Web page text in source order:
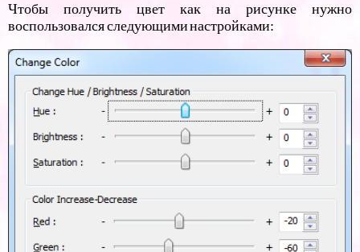
Чтобы получить цвет как на рисунке нужно
воспользовался следующими настройками: